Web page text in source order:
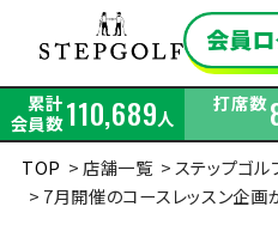
累計
会員数110,689人
打席数
TOP
店舗一覧 ステップゴ
7月開催のコースレッスン企画